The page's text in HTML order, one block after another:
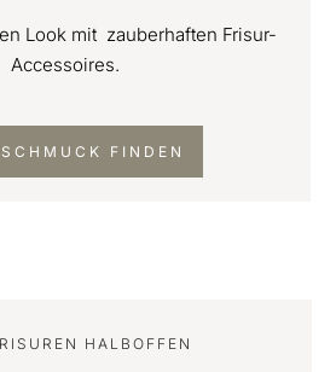
Look mit zauberhaften Frisur-
Accessoires.
FINDEN
HALBOFFEN